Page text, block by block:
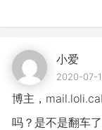
小爱
2020-07-
博主，
吗？是不是翻车